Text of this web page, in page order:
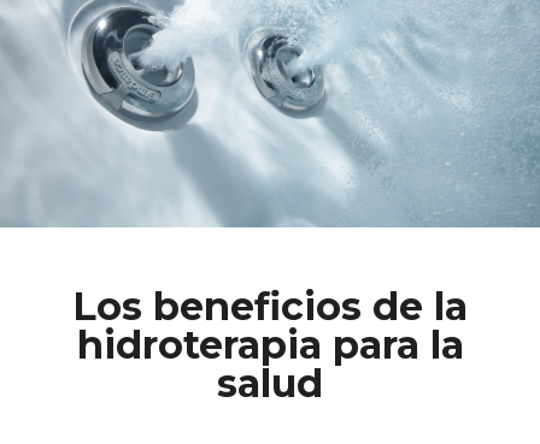
Los beneficios de la
hidroterapia para la
salud